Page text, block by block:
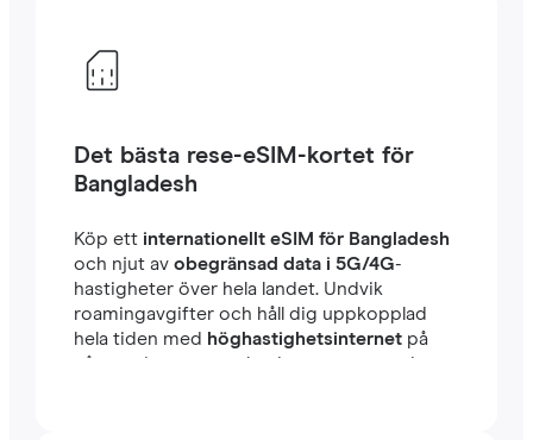
Det bästa rese-eSIM-kortet för
Bangladesh
Köp ett internationellt eSIM för Bangladesh
och njut av obegränsad data i 5G/4G-
hastigheter över hela landet. Undvik
roamingavgifter och håll dig uppkopplad
hela tiden med höghastighetsinternetpå
några minuter utomlands, oavsett om du